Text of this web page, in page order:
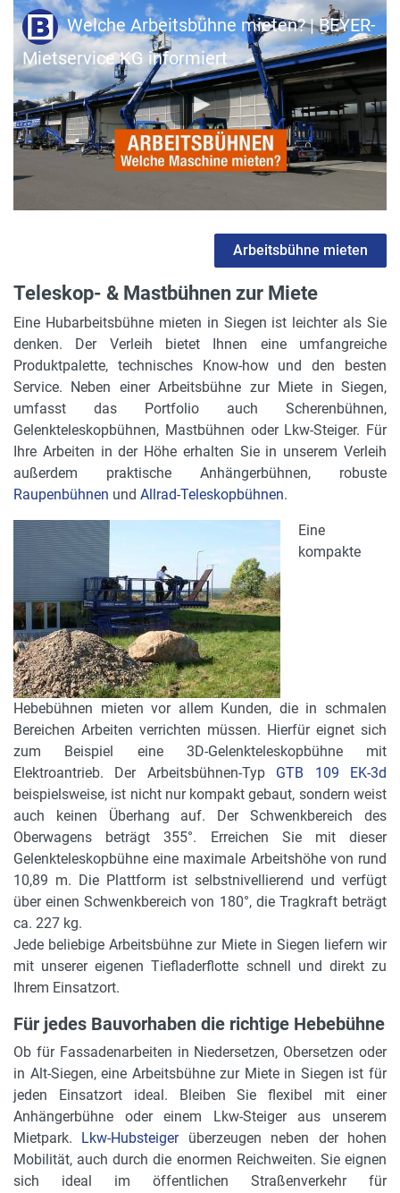
Welche Arbeitsbühne mieten? | BEYER-
Mietservice KG informiert
Arbeitsbühne mieten
Teleskop- & Mastbühnen zur Miete
Eine Hubarbeitsbühne mieten in Siegen ist leichter als Sie
denken. Der Verleih bietet Ihnen eine umfangreiche
Produktpalette, technisches Know-how und den besten
Service. Neben einer Arbeitsbühne zur Miete in Siegen,
umfasst das Portfolio auch Scherenbühnen,
Gelenkteleskopbühnen, Mastbühnen oder Lkw-Steiger. Für
Ihre Arbeiten in der Höhe erhalten Sie in unserem Verleih
außerdem praktische Anhängerbühnen, robuste
Raupenbühnen und Allrad-Teleskopbühnen.
Eine
kompakte
Hebebühnen mieten vor allem Kunden, die in schmalen
Bereichen Arbeiten verrichten müssen. Hierfür eignet sich
zum Beispiel eine 3D-Gelenkteleskopbühne mit
Elektroantrieb. Der Arbeitsbühnen-Typ GTB 109 EK-3d
beispielsweise, ist nicht nur kompakt gebaut, sondern weist
auch keinen Überhang auf. Der Schwenkbereich des
Oberwagens beträgt 355°. Erreichen Sie mit dieser
Gelenkteleskopbühne eine maximale Arbeitshöhe von rund
10,89 m. Die Plattform ist selbstnivellierend und verfügt
über einen Schwenkbereich von 180°, die Tragkraft beträgt
ca. 227 kg.
Jede beliebige Arbeitsbühne zur Miete in Siegen liefern wir
mit unserer eigenen Tiefladerflotte schnell und direkt zu
Ihrem Einsatzort.
Für jedes Bauvorhaben die richtige Hebebühne
Ob für Fassadenarbeiten in Niedersetzen, Obersetzen oder
in Alt-Siegen, eine Arbeitsbühne zur Miete in Siegen ist für
jeden Einsatzort ideal. Bleiben Sie flexibel mit einer
Anhängerbühne oder einem Lkw-Steiger aus unserem
Mietpark. Lkw-Hubsteigerüberzeugen neben der hohen
Mobilität, auch durch die enormen Reichweiten. Sie eignen
sich ideal im öffentlichen Straßenverkehr für